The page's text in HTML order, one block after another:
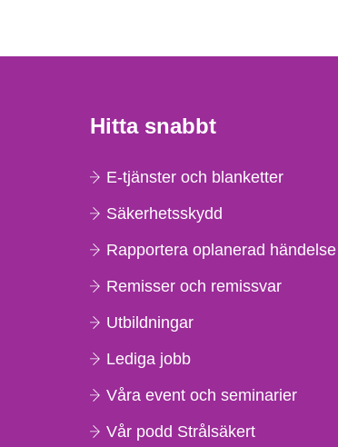
Hitta snabbt
E-tjänster och blanketter
Säkerhetsskydd
Rapportera oplanerad händelse
Remisser och remissvar
Utbildningar
Lediga jobb
Våra event och seminarier
Vår podd Strålsäkert